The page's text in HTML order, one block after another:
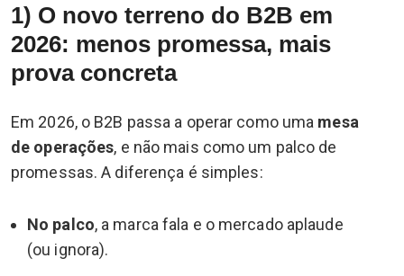
1) O novo terreno do B2B em
2026: menos promessa, mais
prova concreta
Em 2026, o B2B passa a operar como uma mesa
de operações, e não mais como um palco de
promessas. A diferença é simples:
No palco, a marca fala e o mercado aplaude
(ou ignora).